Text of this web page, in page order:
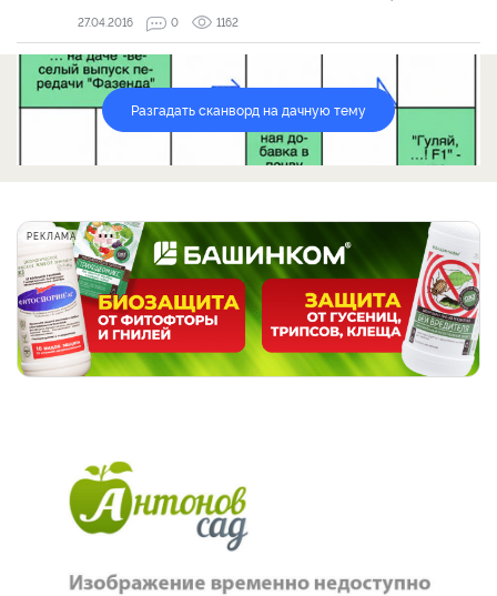
27.04.2016
0 1162
Разгадать сканворд на дачную тему
РЕКЛАМА